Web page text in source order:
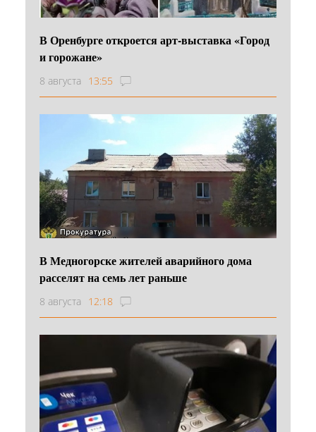
В Оренбурге откроется арт-выставка «Город
и горожане»
8 августа 13:55
В Медногорске жителей аварийного дома
расселят на семь лет раньше
8 августа 12:18